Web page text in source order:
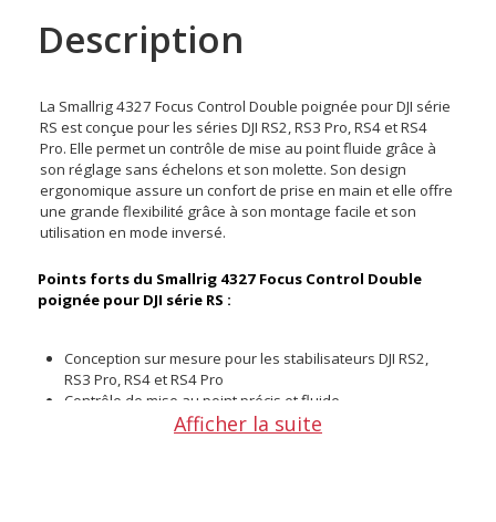
Description
La Smallrig 4327 Focus Control Double poignée pour DJI série
RS est conçue pour les séries DJI RS2, RS3 Pro, RS4 et RS4
Pro. Elle permet un contrôle de mise au point fluide grâce à
son réglage sans échelons et son molette. Son design
ergonomique assure un confort de prise en main et elle offre
une grande flexibilité grâce à son montage facile et son
utilisation en mode inversé.
Points forts du Smallrig 4327 Focus Control Double
poignée pour DJI série RS :
Conception sur mesure pour les stabilisateurs DJI RS2,
RS3 Pro, RS4 et RS4 Pro
Contrôle de mise au point précis et fluide
Compatible avec une utilisation en mode inversé
Afficher la suite